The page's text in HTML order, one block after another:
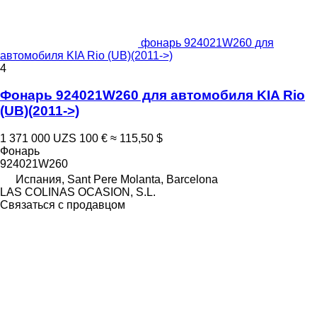
фонарь 924021W260 для
автомобиля KIA Rio (UB)(2011->)
4
Фонарь 924021W260 для автомобиля KIA Rio
(UB)(2011->)
1 371 000 UZS 100 € ≈ 115,50 $
Фонарь
924021W260
Испания, Sant Pere Molanta, Barcelona
LAS COLINAS OCASION, S.L.
Связаться с продавцом